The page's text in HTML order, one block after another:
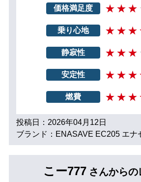
価格満足度
乗り心地
静寂性
安定性
燃費
投稿日：2026年04月12日
ブランド：ENASAVE EC205 エナ
こー777 さんからの